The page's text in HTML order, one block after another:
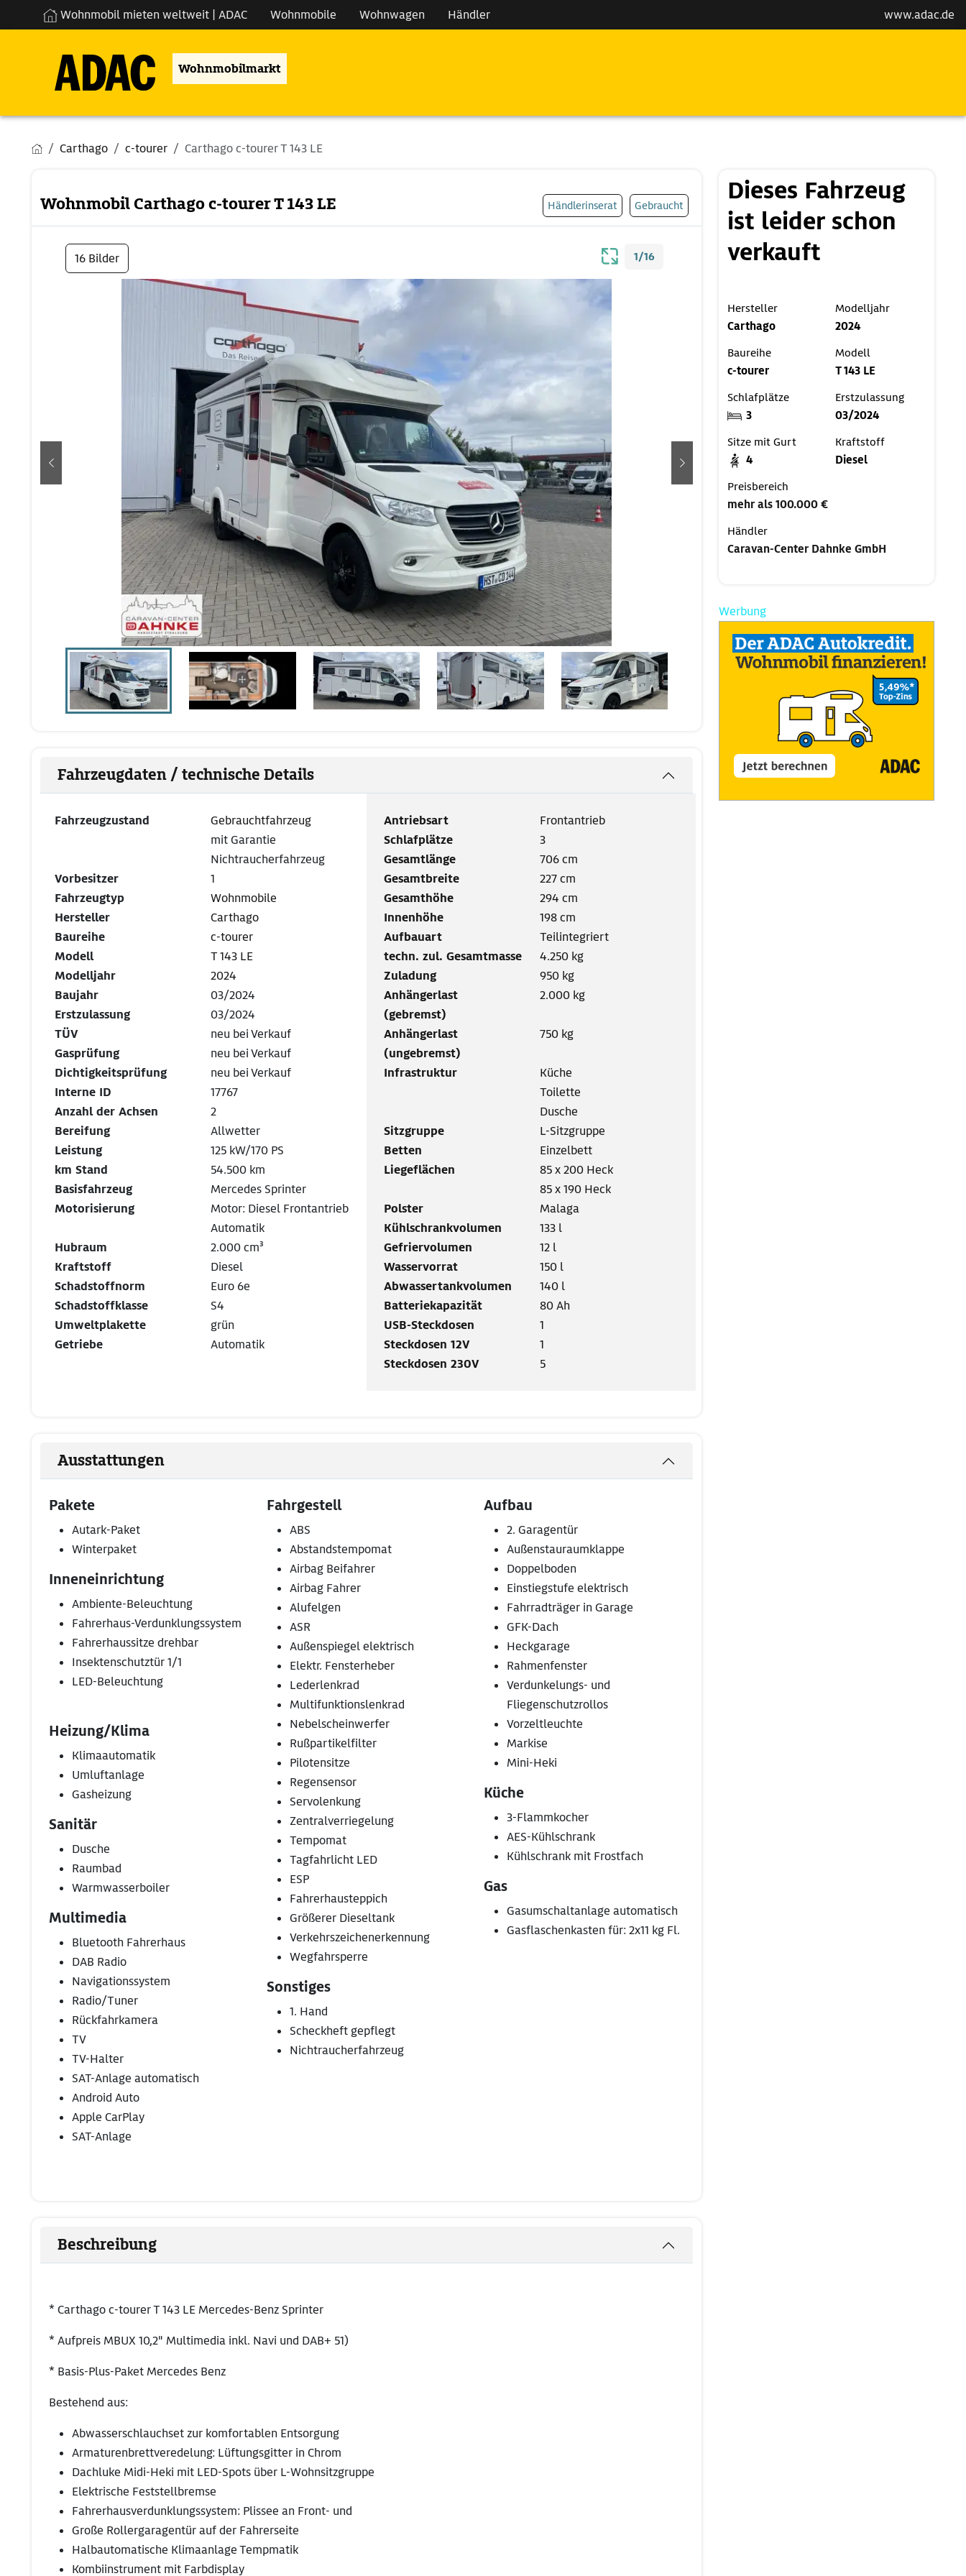
Wohnmobil mieten weltweit | ADAC Wohnmobile Wohnwagen Händler www.adac.de
Wohnmobilmarkt
Carthago c-tourer Carthago c-tourer T 143 LE
Wohnmobil Carthago c-tourer T 143 LE Händlerinserat Gebraucht
16 Bilder 1/16
zurück weiter
Fahrzeugdaten / technische Details
Fahrzeugzustand
Gebrauchtfahrzeug
mit Garantie
Nichtraucherfahrzeug
Vorbesitzer
1
Fahrzeugtyp
Wohnmobile
Hersteller
Carthago
Baureihe
c-tourer
Modell
T 143 LE
Modelljahr
2024
Baujahr
03/2024
Erstzulassung
03/2024
TÜV
neu bei Verkauf
Gasprüfung
neu bei Verkauf
Dichtigkeitsprüfung
neu bei Verkauf
Interne ID
17767
Anzahl der Achsen
2
Bereifung
Allwetter
Leistung
125 kW/170 PS
km Stand
54.500 km
Basisfahrzeug
Mercedes Sprinter
Motorisierung
Motor: Diesel Frontantrieb
Automatik
Hubraum
2.000 cm³
Kraftstoff
Diesel
Schadstoffnorm
Euro 6e
Schadstoffklasse
S4
Umweltplakette
grün
Getriebe
Automatik
Antriebsart
Frontantrieb
Schlafplätze
3
Gesamtlänge
706 cm
Gesamtbreite
227 cm
Gesamthöhe
294 cm
Innenhöhe
198 cm
Aufbauart
Teilintegriert
techn. zul. Gesamtmasse
4.250 kg
Zuladung
950 kg
Anhängerlast
(gebremst)
2.000 kg
Anhängerlast
(ungebremst)
750 kg
Infrastruktur
Küche
Toilette
Dusche
Sitzgruppe
L-Sitzgruppe
Betten
Einzelbett
Liegeflächen
85 x 200 Heck
85 x 190 Heck
Polster
Malaga
Kühlschrankvolumen
133 l
Gefriervolumen
12 l
Wasservorrat
150 l
Abwassertankvolumen
140 l
Batteriekapazität
80 Ah
USB-Steckdosen
1
Steckdosen 12V
1
Steckdosen 230V
5
Ausstattungen
Pakete
Autark-Paket
Winterpaket
Fahrgestell
ABS
Abstandstempomat
Airbag Beifahrer
Airbag Fahrer
Alufelgen
ASR
Außenspiegel elektrisch
Elektr. Fensterheber
Lederlenkrad
Multifunktionslenkrad
Nebelscheinwerfer
Rußpartikelfilter
Pilotensitze
Regensensor
Servolenkung
Zentralverriegelung
Tempomat
Tagfahrlicht LED
ESP
Fahrerhausteppich
Größerer Dieseltank
Verkehrszeichenerkennung
Wegfahrsperre
Aufbau
2. Garagentür
Außenstauraumklappe
Doppelboden
Einstiegstufe elektrisch
Fahrradträger in Garage
GFK-Dach
Heckgarage
Rahmenfenster
Verdunkelungs- und
Fliegenschutzrollos
Vorzeltleuchte
Markise
Mini-Heki
Inneneinrichtung
Ambiente-Beleuchtung
Fahrerhaus-Verdunklungssystem
Fahrerhaussitze drehbar
Insektenschutztür 1/1
LED-Beleuchtung
Heizung/Klima
Klimaautomatik
Umluftanlage
Gasheizung
Küche
3-Flammkocher
AES-Kühlschrank
Kühlschrank mit Frostfach
Sanitär
Dusche
Raumbad
Warmwasserboiler
Gas
Gasumschaltanlage automatisch
Gasflaschenkasten für: 2x11 kg Fl.
Multimedia
Bluetooth Fahrerhaus
DAB Radio
Navigationssystem
Radio/Tuner
Rückfahrkamera
TV
TV-Halter
SAT-Anlage automatisch
Android Auto
Apple CarPlay
SAT-Anlage
Sonstiges
1. Hand
Scheckheft gepflegt
Nichtraucherfahrzeug
Beschreibung
* Carthago c-tourer T 143 LE Mercedes-Benz Sprinter
* Aufpreis MBUX 10,2" Multimedia inkl. Navi und DAB+ 51)
* Basis-Plus-Paket Mercedes Benz
Bestehend aus:
Abwasserschlauchset zur komfortablen Entsorgung
Armaturenbrettveredelung: Lüftungsgitter in Chrom
Dachluke Midi-Heki mit LED-Spots über L-Wohnsitzgruppe
Elektrische Feststellbremse
Fahrerhausverdunklungssystem: Plissee an Front- und
Große Rollergaragentür auf der Fahrerseite
Halbautomatische Klimaanlage Tempmatik
Kombiinstrument mit Farbdisplay
Dieses Fahrzeug
ist leider schon
verkauft
Hersteller
Carthago
Modelljahr
2024
Baureihe
c-tourer
Modell
T 143 LE
Schlafplätze
3
Erstzulassung
03/2024
Sitze mit Gurt
4
Kraftstoff
Diesel
Preisbereich
mehr als 100.000 €
Händler
Caravan-Center Dahnke GmbH
Werbung